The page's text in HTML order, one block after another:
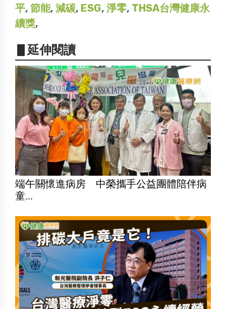
平, 節能, 減碳, ESG, 淨零, THSA台灣健康永
續獎,
▋延伸閱讀
端午關懷進病房 中榮攜手公益團體陪伴病
童...